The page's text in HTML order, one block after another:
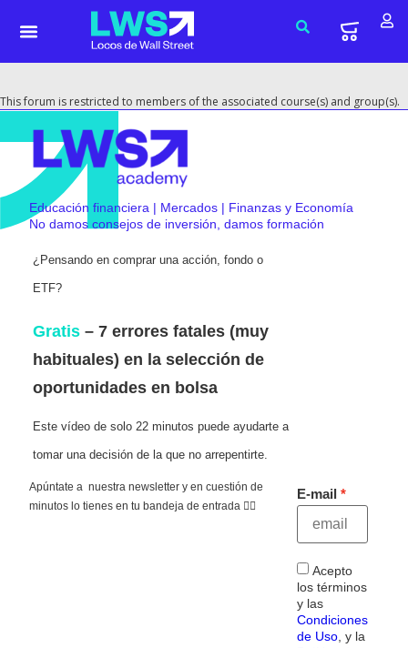
This forum is restricted to members of the associated course(s) and group(s).
Educación financiera | Mercados | Finanzas y Economía
No damos consejos de inversión, damos formación
¿Pensando en comprar una acción, fondo o
ETF?
Gratis – 7 errores fatales (muy
habituales) en la selección de
oportunidades en bolsa
Este vídeo de solo 22 minutos puede ayudarte a
tomar una decisión de la que no arrepentirte.
Apúntate a nuestra newsletter y en cuestión de
minutos lo tienes en tu bandeja de entrada 👇🏻
E-mail
Acepto
los términos
y las
Condiciones
de Uso, y la